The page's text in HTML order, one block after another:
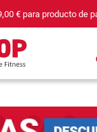
en Fitshop,